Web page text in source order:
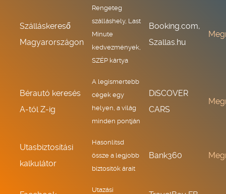
Szálláskereső
Magyarországon
Rengeteg
szálláshely, Last
Minute
kedvezmények,
SZÉP kártya
Booking.com,
Szallas.hu
Bérautó keresés
A-tól Z-ig
A legismertebb
cégek egy
helyen, a világ
minden pontján
DiSCOVER
CARS
Utasbiztosítási
kalkulátor
Hasonlítsd
össze a legjobb
biztosítók árait
Bank360
Utazási